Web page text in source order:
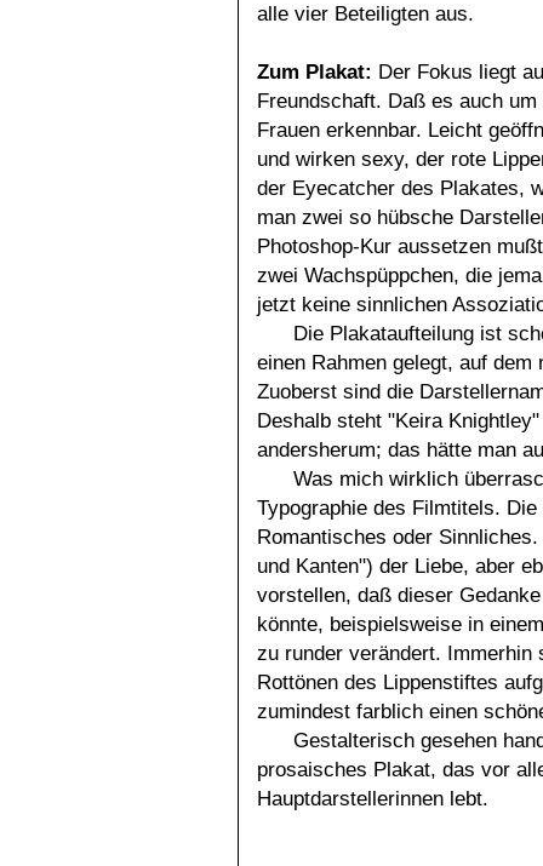
alle vier Beteiligten aus.
Zum Plakat: Der Fokus liegt
Freundschaft. Daß es auch
Frauen erkennbar. Leicht
und wirken sexy, der rote
der Eyecatcher des Plakates,
man zwei so hübsche
Photoshop-Kur aussetzen
zwei Wachspüppchen, die
jetzt keine sinnlichen
Die Plakataufteilung ist
einen Rahmen gelegt, auf
Zuoberst sind die
Deshalb steht "Keira
andersherum; das hätte man
Was mich wirklich
Typographie des Filmtitels.
Romantisches oder
und Kanten") der Liebe, aber
vorstellen, daß dieser
könnte, beispielsweise in
zu runder verändert.
Rottönen des Lippenstiftes
zumindest farblich einen
Gestalterisch gesehen
prosaisches Plakat, das vor
Hauptdarstellerinnen lebt.